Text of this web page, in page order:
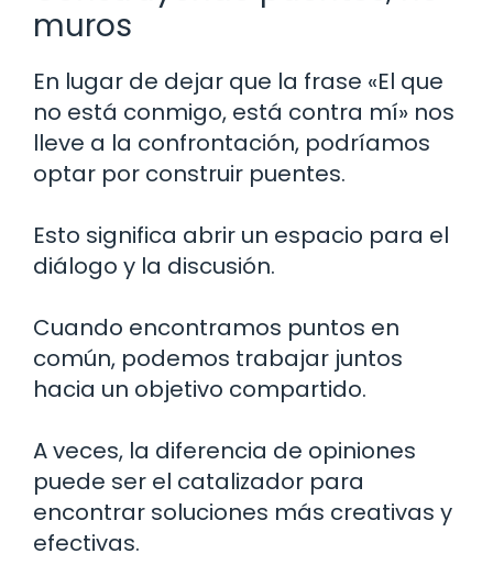
muros
En lugar de dejar que la frase «El que
no está conmigo, está contra mí» nos
lleve a la confrontación, podríamos
optar por construir puentes.
Esto significa abrir un espacio para el
diálogo y la discusión.
Cuando encontramos puntos en
común, podemos trabajar juntos
hacia un objetivo compartido.
A veces, la diferencia de opiniones
puede ser el catalizador para
encontrar soluciones más creativas y
efectivas.